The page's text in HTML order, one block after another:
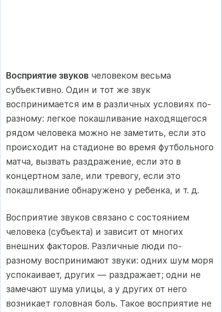
Восприятие звуков человеком весьма
субъективно. Один и тот же звук
воспринимается им в различных условиях по-
разному: легкое покашливание находящегося
рядом человека можно не заметить, если это
происходит на стадионе во время футбольного
матча, вызвать раздражение, если это в
концертном зале, или тревогу, если это
покашливание обнаружено у ребенка, и т. д.
Восприятие звуков связано с состоянием
человека (субъекта) и зависит от многих
внешних факторов. Различные люди по-
разному воспринимают звуки: одних шум моря
успокаивает, других — раздражает; одни не
замечают шума улицы, а у других от него
возникает головная боль. Такое восприятие не